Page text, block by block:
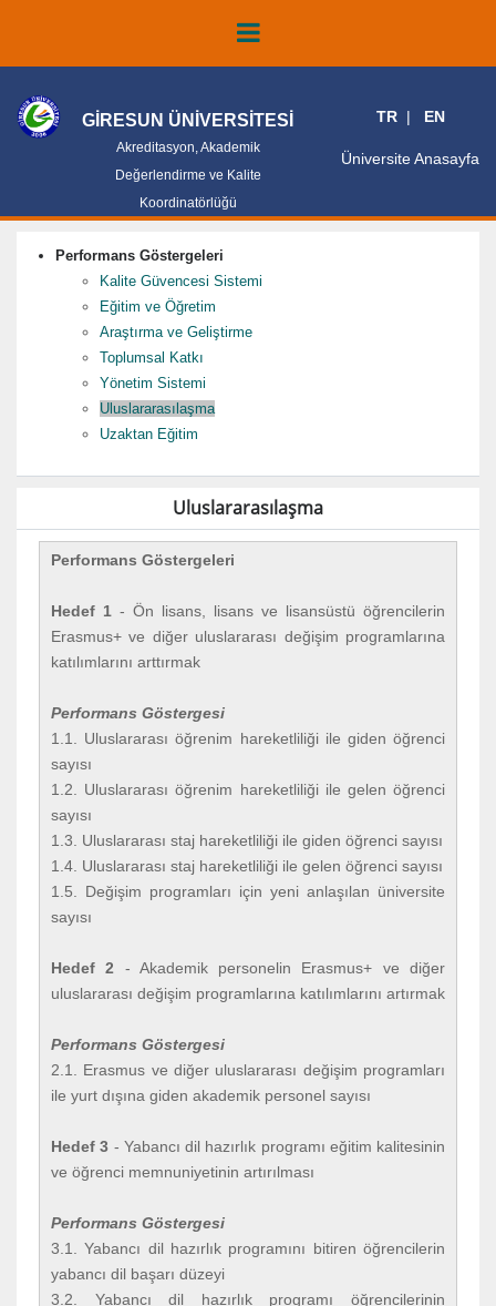
GİRESUN ÜNİVERSİTESİ
Akreditasyon, Akademik
Değerlendirme ve Kalite
Koordinatörlüğü
TR EN
Üniversite Anasayfa
Performans Göstergeleri
Kalite Güvencesi Sistemi
Eğitim ve Öğretim
Araştırma ve Geliştirme
Toplumsal Katkı
Yönetim Sistemi
Uluslararasılaşma
Uzaktan Eğitim
Uluslararasılaşma
Performans Göstergeleri
Hedef 1 - Ön lisans, lisans ve lisansüstü öğrencilerin
Erasmus+ ve diğer uluslararası değişim programlarına
katılımlarını arttırmak
Performans Göstergesi
1.1. Uluslararası öğrenim hareketliliği ile giden öğrenci
sayısı
1.2. Uluslararası öğrenim hareketliliği ile gelen öğrenci
sayısı
1.3. Uluslararası staj hareketliliği ile giden öğrenci sayısı
1.4. Uluslararası staj hareketliliği ile gelen öğrenci sayısı
1.5. Değişim programları için yeni anlaşılan üniversite
sayısı
Hedef 2 - Akademik personelin Erasmus+ ve diğer
uluslararası değişim programlarına katılımlarını artırmak
Performans Göstergesi
2.1. Erasmus ve diğer uluslararası değişim programları
ile yurt dışına giden akademik personel sayısı
Hedef 3 - Yabancı dil hazırlık programı eğitim kalitesinin
ve öğrenci memnuniyetinin artırılması
Performans Göstergesi
3.1. Yabancı dil hazırlık programını bitiren öğrencilerin
yabancı dil başarı düzeyi
3.2. Yabancı dil hazırlık programı öğrencilerinin